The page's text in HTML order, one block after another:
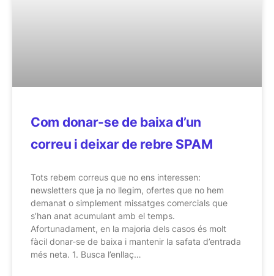
Com donar-se de baixa d’un
correu i deixar de rebre SPAM
Tots rebem correus que no ens interessen:
newsletters que ja no llegim, ofertes que no hem
demanat o simplement missatges comercials que
s’han anat acumulant amb el temps.
Afortunadament, en la majoria dels casos és molt
fàcil donar-se de baixa i mantenir la safata d’entrada
més neta. 1. Busca l’enllaç…